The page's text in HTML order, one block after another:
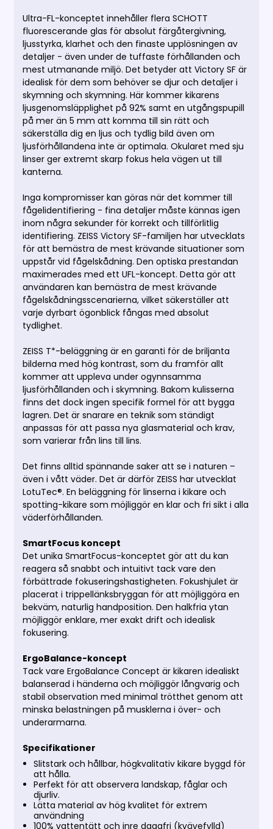
Ultra-FL-konceptet innehåller flera SCHOTT
fluorescerande glas för absolut färgåtergivning,
ljusstyrka, klarhet och den finaste upplösningen av
detaljer - även under de tuffaste förhållanden och
mest utmanande miljö. Det betyder att Victory SF är
idealisk för dem som behöver se djur och detaljer i
skymning och skymning. Här kommer kikarens
ljusgenomsläpplighet på 92% samt en utgångspupill
på mer än 5 mm att komma till sin rätt och
säkerställa dig en ljus och tydlig bild även om
ljusförhållandena inte är optimala. Okularet med sju
linser ger extremt skarp fokus hela vägen ut till
kanterna.
Inga kompromisser kan göras när det kommer till
fågelidentifiering - fina detaljer måste kännas igen
inom några sekunder för korrekt och tillförlitlig
identifiering. ZEISS Victory SF-familjen har utvecklats
för att bemästra de mest krävande situationer som
uppstår vid fågelskådning. Den optiska prestandan
maximerades med ett UFL-koncept. Detta gör att
användaren kan bemästra de mest krävande
fågelskådningsscenarierna, vilket säkerställer att
varje dyrbart ögonblick fångas med absolut
tydlighet.
ZEISS T*-beläggning är en garanti för de briljanta
bilderna med hög kontrast, som du framför allt
kommer att uppleva under ogynnsamma
ljusförhållanden och i skymning. Bakom kulisserna
finns det dock ingen specifik formel för att bygga
lagren. Det är snarare en teknik som ständigt
anpassas för att passa nya glasmaterial och krav,
som varierar från lins till lins.
Det finns alltid spännande saker att se i naturen –
även i vått väder. Det är därför ZEISS har utvecklat
LotuTec®. En beläggning för linserna i kikare och
spotting-kikare som möjliggör en klar och fri sikt i alla
väderförhållanden.
SmartFocus koncept
Det unika SmartFocus-konceptet gör att du kan
reagera så snabbt och intuitivt tack vare den
förbättrade fokuseringshastigheten. Fokushjulet är
placerat i trippellänksbryggan för att möjliggöra en
bekväm, naturlig handposition. Den halkfria ytan
möjliggör enklare, mer exakt drift och idealisk
fokusering.
ErgoBalance-koncept
Tack vare ErgoBalance Concept är kikaren idealiskt
balanserad i händerna och möjliggör långvarig och
stabil observation med minimal trötthet genom att
minska belastningen på musklerna i över- och
underarmarna.
Specifikationer
Slitstark och hållbar, högkvalitativ kikare byggd för
att hålla.
Perfekt för att observera landskap, fåglar och
djurliv.
Lätta material av hög kvalitet för extrem
användning
100% vattentätt och inre daggfri (kvävefylld)